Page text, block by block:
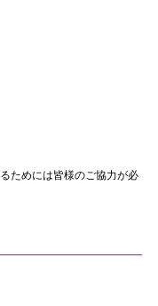
ためには皆様のご協力が必